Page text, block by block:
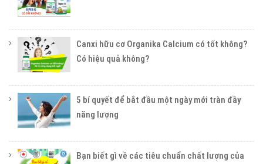
Canxi hữu cơ Organika Calcium có tốt không?
Có hiệu quả không?
5 bí quyết để bắt đầu một ngày mới tràn đầy
năng lượng
Bạn biết gì về các tiêu chuẩn chất lượng của